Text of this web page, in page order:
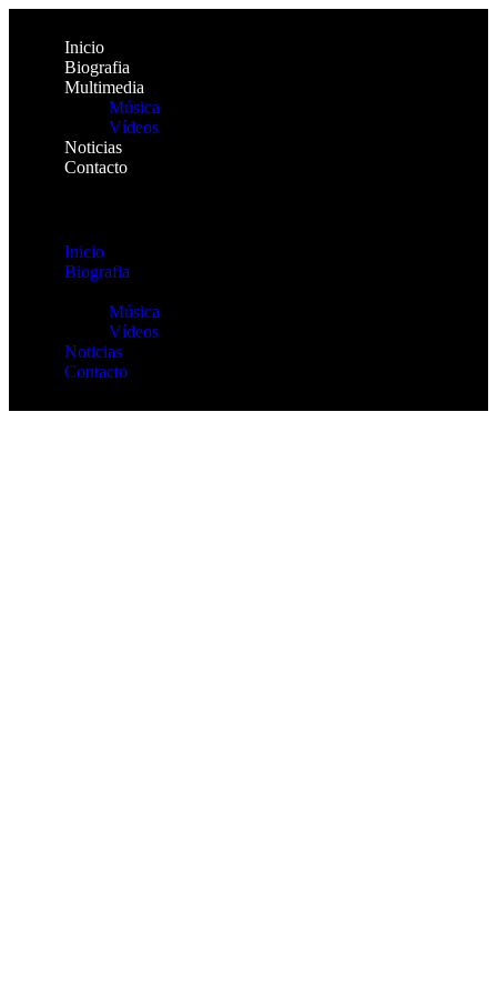
Inicio
Biografia
Multimedia
Música
Vídeos
Noticias
Contacto
Inicio
Biografia
Música
Vídeos
Noticias
Contacto